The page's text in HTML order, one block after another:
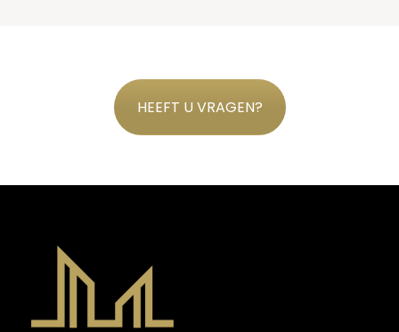
HEEFT U VRAGEN?